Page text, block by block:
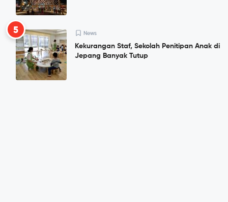
5 News
Kekurangan Staf, Sekolah Penitipan Anak di
Jepang Banyak Tutup